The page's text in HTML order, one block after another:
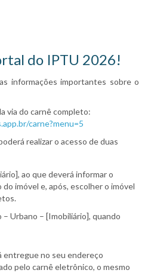
do IPTU 2026!
informações importantes sobre o
via do carnê completo:
carne?menu=5
realizar o acesso de duas
ao que deverá informar o
imóvel e, após, escolher o imóvel
Urbano – [Imobiliário], quando
entregue no seu endereço
pelo carnê eletrônico, o mesmo